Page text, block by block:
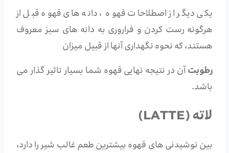
یکی دیگر از اصطلاحات قهوه ، دانه های قهوه قبل از
هرگونه رست کردن و فراروری به دانه های سبز معروف
هستند، که نحوه نگهداری آنها از قبیل میزان
رطوبتآن در نتیجه نهایی قهوه شما بسیار تاثیر گذار می
باشد.
لاته (LATTE)
بین نوشیدنی های قهوه بیشترین طعم غالب شیر را دارد،